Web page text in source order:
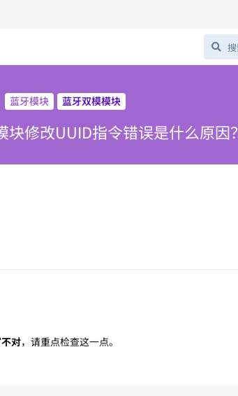
蓝牙模块 蓝牙双模模块
块修改UUID指令错误是什么原因？
对，请重点检查这一点。